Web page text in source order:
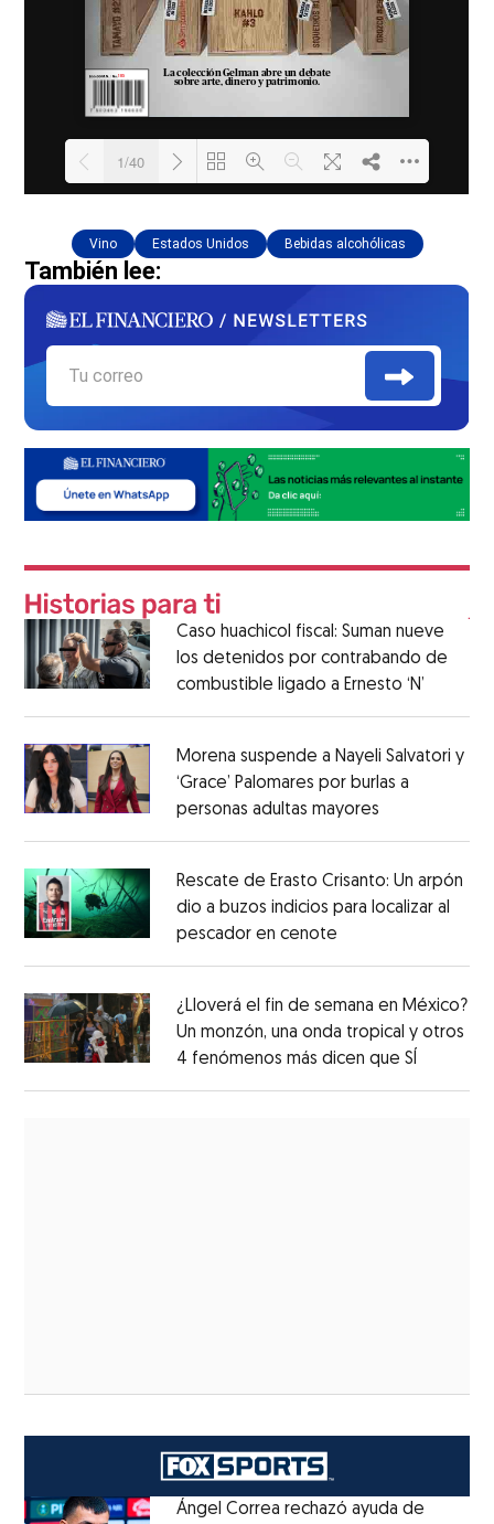
Vino Estados Unidos Bebidas alcohólicas
También lee:
Caso huachicol fiscal: Suman nueve
los detenidos por contrabando de
combustible ligado a Ernesto ‘N’
Morena suspende a Nayeli Salvatori y
‘Grace’ Palomares por burlas a
personas adultas mayores
Rescate de Erasto Crisanto: Un arpón
dio a buzos indicios para localizar al
pescador en cenote
¿Lloverá el fin de semana en México?
Un monzón, una onda tropical y otros
4 fenómenos más dicen que SÍ
Ángel Correa rechazó ayuda de